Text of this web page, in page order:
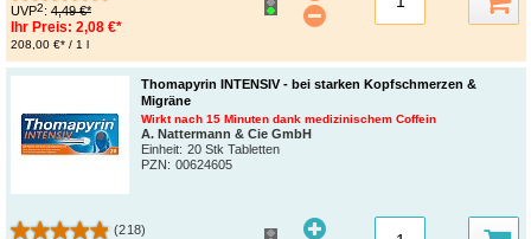
UVP2: 4,49 €*
Ihr Preis: 2,08 €*
208,00 €* / 1 l
Thomapyrin INTENSIV - bei starken Kopfschmerzen &
Migräne
Wirkt nach 15 Minuten dank medizinischem Coffein
A. Nattermann & Cie GmbH
Einheit: 20 Stk Tabletten
PZN: 00624605
(218)